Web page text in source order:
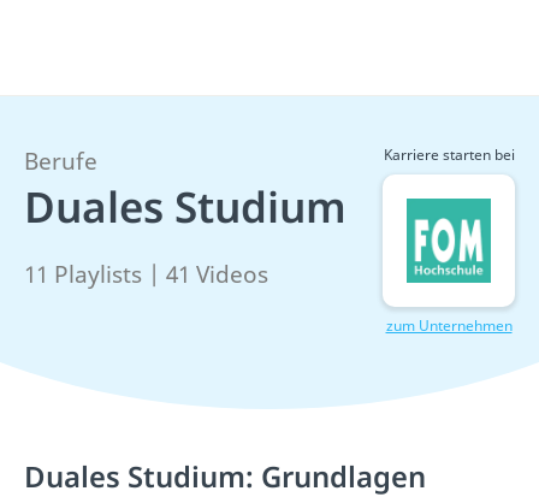
Berufe
Duales Studium
11 Playlists | 41 Videos
Karriere starten bei
zum Unternehmen
Duales Studium: Grundlagen